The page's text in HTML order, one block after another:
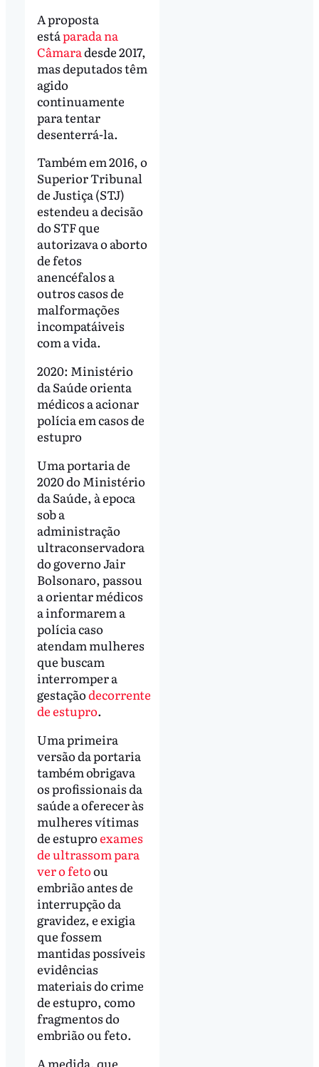
A proposta
estáparada na
Câmaradesde 2017,
mas deputados têm
agido
continuamente
para tentar
desenterrá-la.
Também em 2016, o
Superior Tribunal
de Justiça (STJ)
estendeu a decisão
do STF que
autorizava o aborto
de fetos
anencéfalos a
outros casos de
malformações
incompatáiveis
com a vida.
2020: Ministério
da Saúde orienta
médicos a acionar
polícia em casos de
estupro
Uma portaria de
2020 do Ministério
da Saúde, à epoca
sob a
administração
ultraconservadora
do governo Jair
Bolsonaro, passou
a orientar médicos
a informarem a
polícia caso
atendam mulheres
que buscam
interromper a
gestaçãodecorrente
de estupro.
Uma primeira
versão da portaria
também obrigava
os profissionais da
saúde a oferecer às
mulheres vítimas
de estuproexames
de ultrassom para
ver o fetoou
embrião antes de
interrupção da
gravidez, e exigia
que fossem
mantidas possíveis
evidências
materiais do crime
de estupro, como
fragmentos do
embrião ou feto.
A medida, que